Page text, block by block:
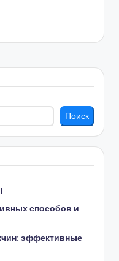
Поиск
способов и
эффективные